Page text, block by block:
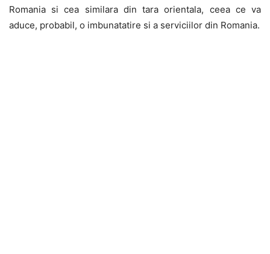
Romania si cea similara din tara orientala, ceea ce va
aduce, probabil, o imbunatatire si a serviciilor din Romania.